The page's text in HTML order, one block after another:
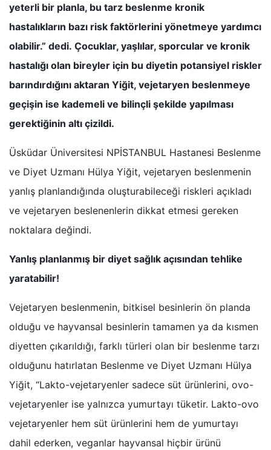
yeterli bir planla, bu tarz beslenme kronik
hastalıkların bazı risk faktörlerini yönetmeye yardımcı
olabilir.” dedi. Çocuklar, yaşlılar, sporcular ve kronik
hastalığı olan bireyler için bu diyetin potansiyel riskler
barındırdığını aktaran Yiğit, vejetaryen beslenmeye
geçişin ise kademeli ve bilinçli şekilde yapılması
gerektiğinin altı çizildi.
Üsküdar Üniversitesi NPİSTANBUL Hastanesi Beslenme
ve Diyet Uzmanı Hülya Yiğit, vejetaryen beslenmenin
yanlış planlandığında oluşturabileceği riskleri açıkladı
ve vejetaryen beslenenlerin dikkat etmesi gereken
noktalara değindi.
Yanlış planlanmış bir diyet sağlık açısından tehlike
yaratabilir!
Vejetaryen beslenmenin, bitkisel besinlerin ön planda
olduğu ve hayvansal besinlerin tamamen ya da kısmen
diyetten çıkarıldığı, farklı türleri olan bir beslenme tarzı
olduğunu hatırlatan Beslenme ve Diyet Uzmanı Hülya
Yiğit, “Lakto-vejetaryenler sadece süt ürünlerini, ovo-
vejetaryenler ise yalnızca yumurtayı tüketir. Lakto-ovo
vejetaryenler hem süt ürünlerini hem de yumurtayı
dahil ederken, veganlar hayvansal hiçbir ürünü